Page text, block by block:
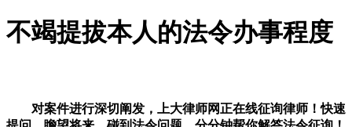
不竭提拔本人的法令办事程度
对案件进行深切阐发，上大律师网正在线征询律师！快速